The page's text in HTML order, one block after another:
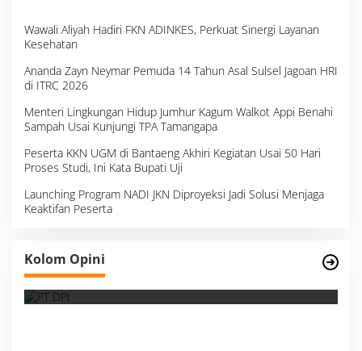
Wawali Aliyah Hadiri FKN ADINKES, Perkuat Sinergi Layanan
Kesehatan
Ananda Zayn Neymar Pemuda 14 Tahun Asal Sulsel Jagoan HRI
di ITRC 2026
Menteri Lingkungan Hidup Jumhur Kagum Walkot Appi Benahi
Sampah Usai Kunjungi TPA Tamangapa
Peserta KKN UGM di Bantaeng Akhiri Kegiatan Usai 50 Hari
Proses Studi, Ini Kata Bupati Uji
Launching Program NADI JKN Diproyeksi Jadi Solusi Menjaga
Keaktifan Peserta
Kolom Opini
Membaca Realitas